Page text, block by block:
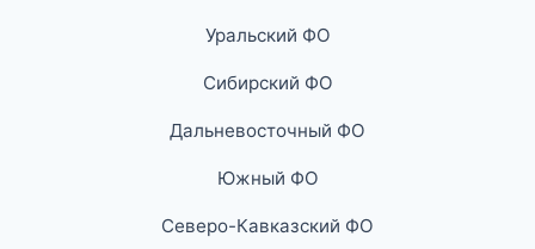
Уральский ФО
Сибирский ФО
Дальневосточный ФО
Южный ФО
Северо-Кавказский ФО